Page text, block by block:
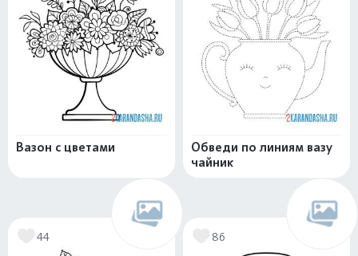
Вазон с цветами
Обведи по линиям вазу
чайник
44 86